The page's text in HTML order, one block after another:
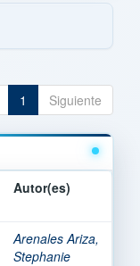
1 Siguiente
Autor(es)
Arenales Ariza,
Stephanie